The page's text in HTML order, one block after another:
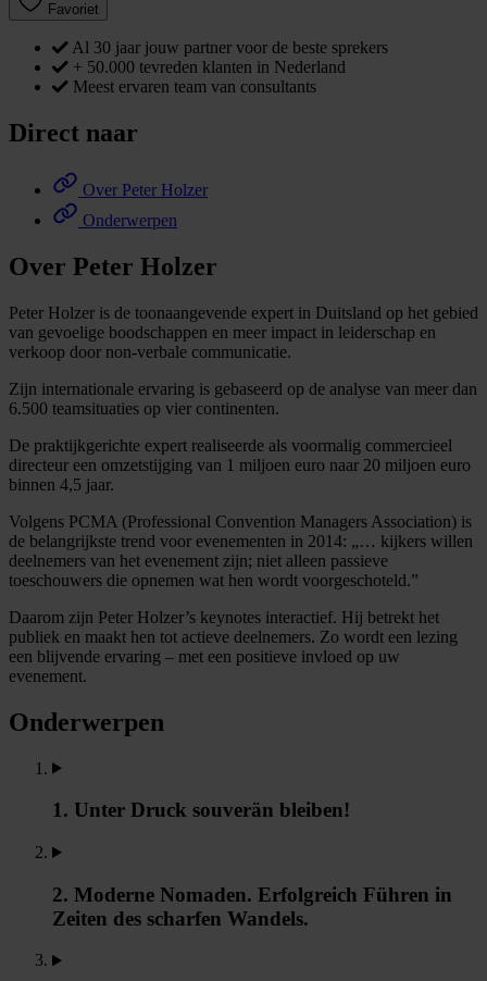
Favoriet
Al 30 jaar jouw partner voor de beste sprekers
+ 50.000 tevreden klanten in Nederland
Meest ervaren team van consultants
Direct naar
Over Peter Holzer
Onderwerpen
Over Peter Holzer
Peter Holzer is de toonaangevende expert in Duitsland op het gebied
van gevoelige boodschappen en meer impact in leiderschap en
verkoop door non-verbale communicatie.
Zijn internationale ervaring is gebaseerd op de analyse van meer dan
6.500 teamsituaties op vier continenten.
De praktijkgerichte expert realiseerde als voormalig commercieel
directeur een omzetstijging van 1 miljoen euro naar 20 miljoen euro
binnen 4,5 jaar.
Volgens PCMA (Professional Convention Managers Association) is
de belangrijkste trend voor evenementen in 2014: „… kijkers willen
deelnemers van het evenement zijn; niet alleen passieve
toeschouwers die opnemen wat hen wordt voorgeschoteld.”
Daarom zijn Peter Holzer’s keynotes interactief. Hij betrekt het
publiek en maakt hen tot actieve deelnemers. Zo wordt een lezing
een blijvende ervaring – met een positieve invloed op uw
evenement.
Onderwerpen
1. Unter Druck souverän bleiben!
2. Moderne Nomaden. Erfolgreich Führen in
Zeiten des scharfen Wandels.